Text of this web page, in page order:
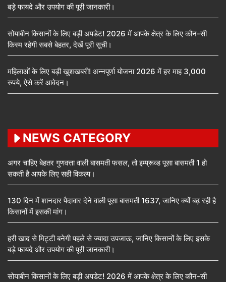
बड़े फायदे और उपयोग की पूरी जानकारी।
सोयाबीन किसानों के लिए बड़ी अपडेट! 2026 में आपके क्षेत्र के लिए कौन-सी
किस्म रहेगी सबसे बेहतर, देखें पूरी सूची।
महिलाओं के लिए बड़ी खुशखबरी! अन्नपूर्णा योजना 2026 में हर माह 3,000
रुपये, ऐसे करें आवेदन।
NEWS CATEGORY
अगर चाहिए बेहतर गुणवत्ता वाली बासमती फसल, तो इम्प्रूव्ड पूसा बासमती 1 हो
सकती है आपके लिए सही विकल्प।
130 दिन में शानदार पैदावार देने वाली पूसा बासमती 1637, जानिए क्यों बढ़ रही है
किसानों में इसकी मांग।
हरी खाद से मिट्टी बनेगी पहले से ज्यादा उपजाऊ, जानिए किसानों के लिए इसके
बड़े फायदे और उपयोग की पूरी जानकारी।
सोयाबीन किसानों के लिए बड़ी अपडेट! 2026 में आपके क्षेत्र के लिए कौन-सी